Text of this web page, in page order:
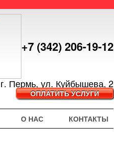
+7 (342) 206-19-12
г. Пермь, ул. Куйбышева, 2
ОПЛАТИТЬ УСЛУГИ
О НАС КОНТАКТЫ